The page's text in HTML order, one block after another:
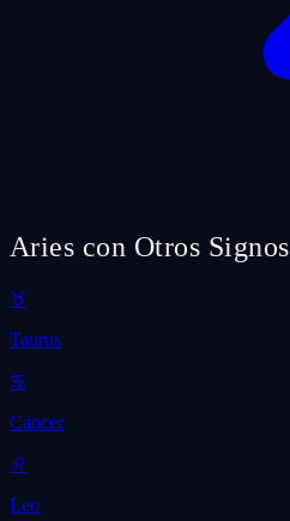
Aries con Otros Signos
♉
Taurus
♋
Cancer
♌
Leo